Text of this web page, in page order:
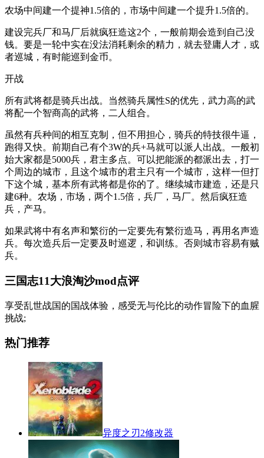
农场中间建一个提神1.5倍的，市场中间建一个提升1.5倍的。
建设完兵厂和马厂后就疯狂造这2个，一般前期会造到自己没
钱。要是一轮中实在没法消耗剩余的精力，就去登庸人才，或
者巡城，有时能巡到金币。
开战
所有武将都是骑兵出战。当然骑兵属性S的优先，武力高的武
将配一个智商高的武将，二人组合。
虽然有兵种间的相互克制，但不用担心，骑兵的特技很牛逼，
跑得又快。前期自己有个3W的兵+马就可以派人出战。一般初
始大家都是5000兵，君主多点。可以把能派的都派出去，打一
个周边的城市，且这个城市的君主只有一个城市，这样一但打
下这个城，基本所有武将都是你的了。继续城市建造，还是只
建6种。农场，市场，两个1.5倍，兵厂，马厂。然后疯狂造
兵，产马。
如果武将中有名声和繁衍的一定要先有繁衍造马，再用名声造
兵。每次造兵后一定要及时巡逻，和训练。否则城市容易有贼
兵。
三国志11大浪淘沙mod点评
享受乱世战国的国战体验，感受无与伦比的动作冒险下的血腥
挑战;
热门推荐
异度之刃2修改器